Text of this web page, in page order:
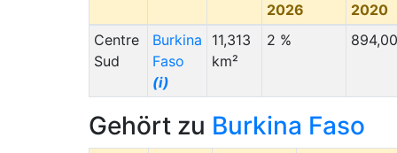
2026
2020
Centre
Sud
Burkina
Faso
(i)
11,313
km²
2 %
Gehört zu Burkina Faso